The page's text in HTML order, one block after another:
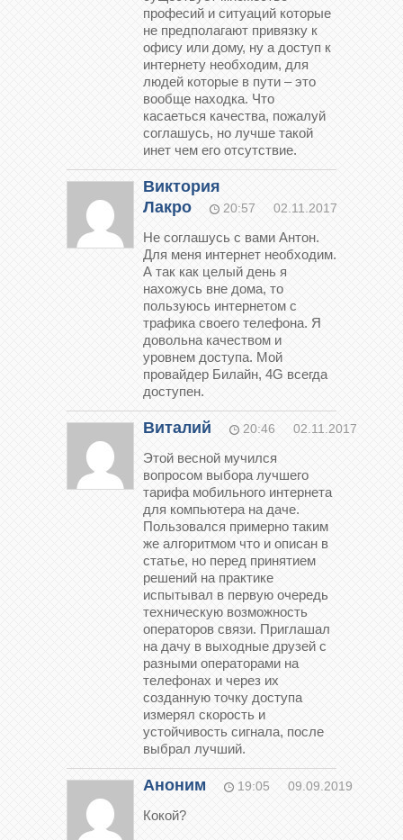
професий и ситуаций которые
не предполагают привязку к
офису или дому, ну а доступ к
интернету необходим, для
людей которые в пути – это
вообще находка. Что
касаеться качества, пожалуй
соглашусь, но лучше такой
инет чем его отсутствие.
Виктория
Лакро
20:57 02.11.2017
Не соглашусь с вами Антон.
Для меня интернет необходим.
А так как целый день я
нахожусь вне дома, то
пользуюсь интернетом с
трафика своего телефона. Я
довольна качеством и
уровнем доступа. Мой
провайдер Билайн, 4G всегда
доступен.
Виталий 20:46 02.11.2017
Этой весной мучился
вопросом выбора лучшего
тарифа мобильного интернета
для компьютера на даче.
Пользовался примерно таким
же алгоритмом что и описан в
статье, но перед принятием
решений на практике
испытывал в первую очередь
техническую возможность
операторов связи. Приглашал
на дачу в выходные друзей с
разными операторами на
телефонах и через их
созданную точку доступа
измерял скорость и
устойчивость сигнала, после
выбрал лучший.
Аноним 19:05 09.09.2019
Кокой?